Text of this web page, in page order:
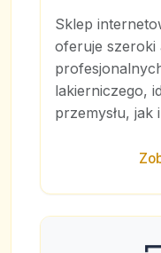
Sklep
oferuje szeroki
lakierniczego,
przemysłu, jak